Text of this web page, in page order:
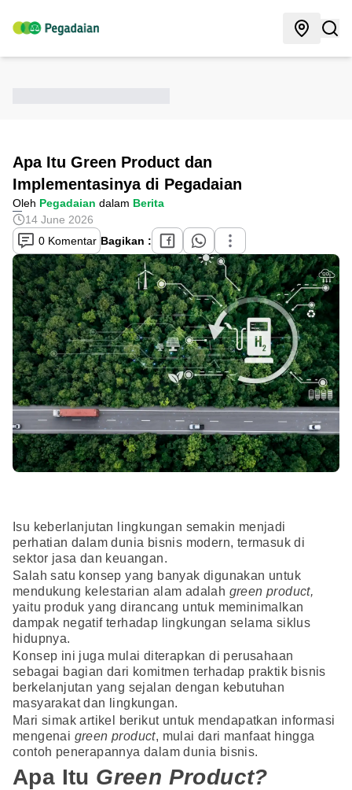
Apa Itu Green Product dan
Implementasinya di Pegadaian
Oleh Pegadaian dalam Berita
14 June 2026
0 Komentar Bagikan :
Isu keberlanjutan lingkungan semakin menjadi
perhatian dalam dunia bisnis modern, termasuk di
sektor jasa dan keuangan.
Salah satu konsep yang banyak digunakan untuk
mendukung kelestarian alam adalah green product,
yaitu produk yang dirancang untuk meminimalkan
dampak negatif terhadap lingkungan selama siklus
hidupnya.
Konsep ini juga mulai diterapkan di perusahaan
sebagai bagian dari komitmen terhadap praktik bisnis
berkelanjutan yang sejalan dengan kebutuhan
masyarakat dan lingkungan.
Mari simak artikel berikut untuk mendapatkan informasi
mengenai green product, mulai dari manfaat hingga
contoh penerapannya dalam dunia bisnis.
Apa Itu Green Product?